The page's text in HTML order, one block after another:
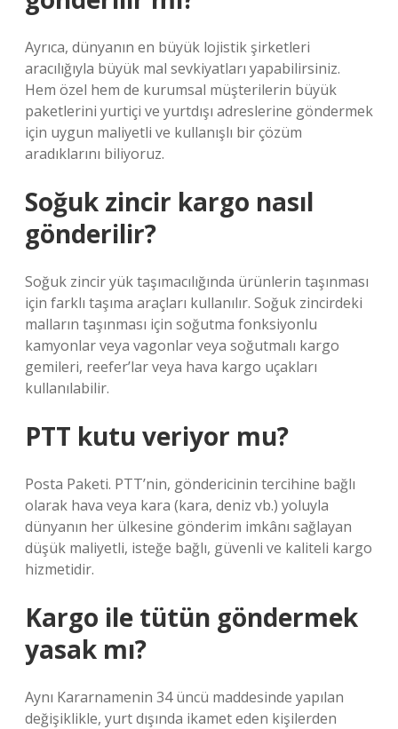
Ayrıca, dünyanın en büyük lojistik şirketleri
aracılığıyla büyük mal sevkiyatları yapabilirsiniz.
Hem özel hem de kurumsal müşterilerin büyük
paketlerini yurtiçi ve yurtdışı adreslerine göndermek
için uygun maliyetli ve kullanışlı bir çözüm
aradıklarını biliyoruz.
Soğuk zincir kargo nasıl
gönderilir?
Soğuk zincir yük taşımacılığında ürünlerin taşınması
için farklı taşıma araçları kullanılır. Soğuk zincirdeki
malların taşınması için soğutma fonksiyonlu
kamyonlar veya vagonlar veya soğutmalı kargo
gemileri, reefer’lar veya hava kargo uçakları
kullanılabilir.
PTT kutu veriyor mu?
Posta Paketi. PTT’nin, göndericinin tercihine bağlı
olarak hava veya kara (kara, deniz vb.) yoluyla
dünyanın her ülkesine gönderim imkânı sağlayan
düşük maliyetli, isteğe bağlı, güvenli ve kaliteli kargo
hizmetidir.
Kargo ile tütün göndermek
yasak mı?
Aynı Kararnamenin 34 üncü maddesinde yapılan
değişiklikle, yurt dışında ikamet eden kişilerden